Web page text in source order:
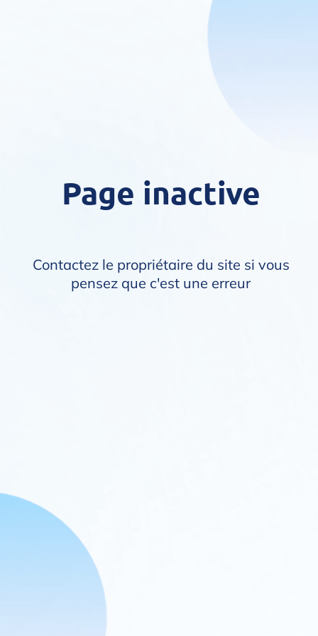
Page inactive
Contactez le propriétaire du site si vous
pensez que c'est une erreur